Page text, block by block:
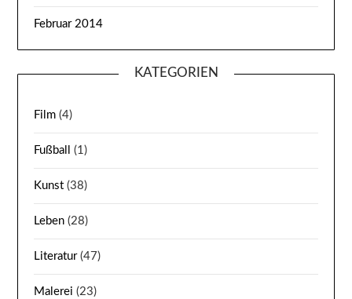
Februar 2014
KATEGORIEN
Film (4)
Fußball (1)
Kunst (38)
Leben (28)
Literatur(47)
Malerei (23)